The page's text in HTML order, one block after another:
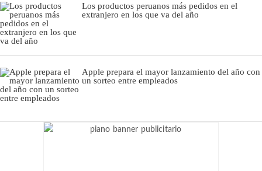
Los productos peruanos más pedidos en el
extranjero en los que va del año
Apple prepara el mayor lanzamiento del año con
un sorteo entre empleados